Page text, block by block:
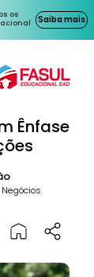
os
Saiba mais
Ênfase